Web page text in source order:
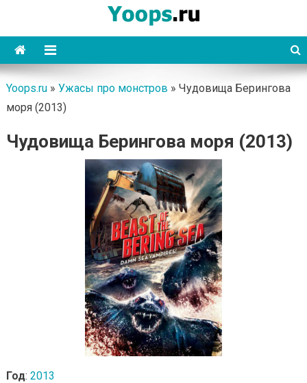
content
Yoops
Yoops.ru» Ужасы про монстров » Чудовища Берингова
моря (2013)
Чудовища Берингова моря (2013)
Год: 2013